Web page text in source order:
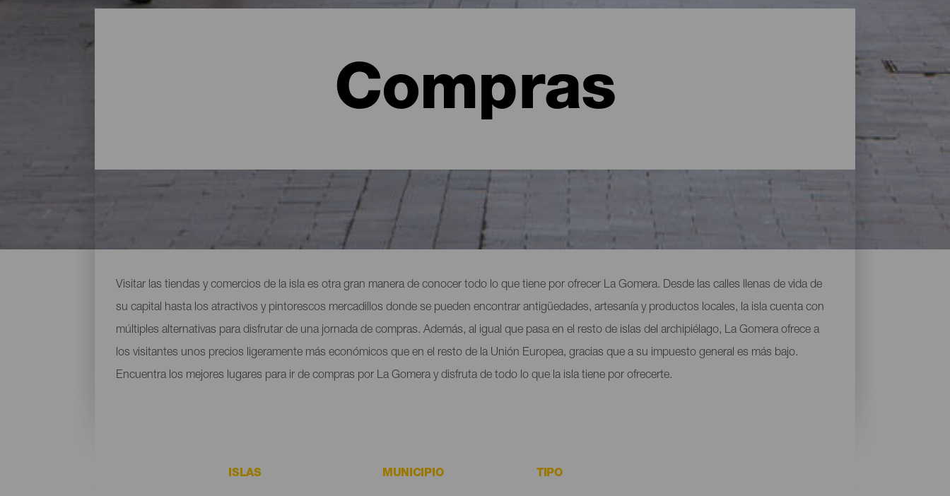
Compras
Lugares para ir de compras por La Gomera
Visitar las tiendas y comercios de la isla es otra gran manera de conocer todo lo que tiene por ofrecer La Gomera. Desde las calles llenas de vida de
su capital hasta los atractivos y pintorescos mercadillos donde se pueden encontrar antigüedades, artesanía y productos locales, la isla cuenta con
múltiples alternativas para disfrutar de una jornada de compras. Además, al igual que pasa en el resto de islas del archipiélago, La Gomera ofrece a
los visitantes unos precios ligeramente más económicos que en el resto de la Unión Europea, gracias que a su impuesto general es más bajo.
Encuentra los mejores lugares para ir de compras por La Gomera y disfruta de todo lo que la isla tiene por ofrecerte.
ISLAS MUNICIPIO TIPO